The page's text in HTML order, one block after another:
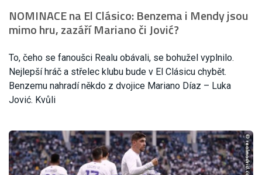
NOMINACE na El Clásico: Benzema i Mendy jsou
mimo hru, zazáří Mariano či Jović?
To, čeho se fanoušci Realu obávali, se bohužel vyplnilo.
Nejlepší hráč a střelec klubu bude v El Clásicu chybět.
Benzemu nahradí někdo z dvojice Mariano Díaz – Luka
Jović. Kvůli